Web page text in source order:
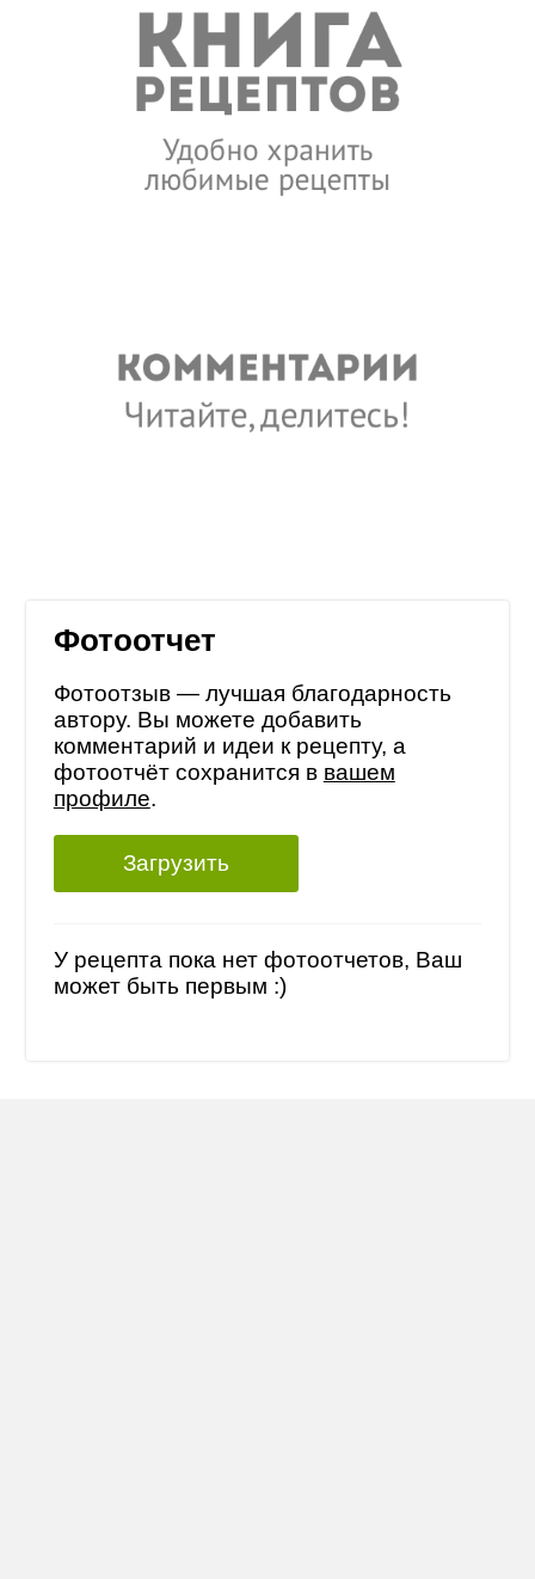
Фотоотчет
Фотоотзыв — лучшая благодарность
автору. Вы можете добавить
комментарий и идеи к рецепту, а
фотоотчёт сохранится в вашем
профиле.
Загрузить
У рецепта пока нет фотоотчетов, Ваш
может быть первым :)